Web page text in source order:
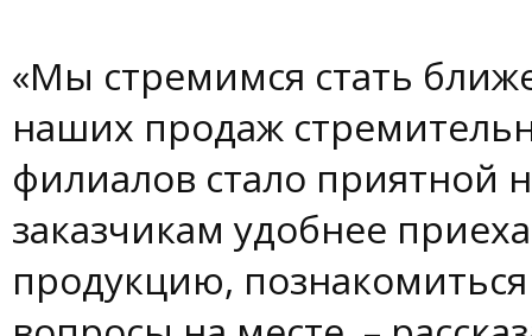
«Мы стремимся стать
наших продаж
филиалов стало
заказчикам удобнее
продукцию,